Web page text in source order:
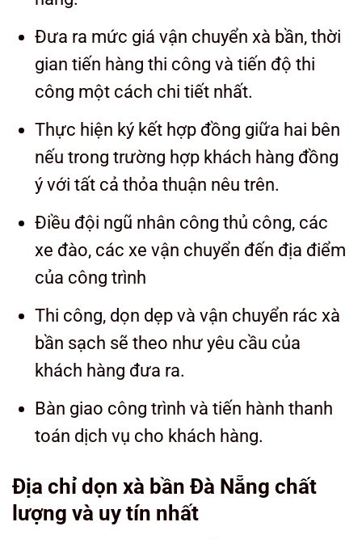
Đưa ra mức giá vận chuyển xà bần, thời
gian tiến hàng thi công và tiến độ thi
công một cách chi tiết nhất.
Thực hiện ký kết hợp đồng giữa hai bên
nếu trong trường hợp khách hàng đồng
ý với tất cả thỏa thuận nêu trên.
Điều đội ngũ nhân công thủ công, các
xe đào, các xe vận chuyển đến địa điểm
của công trình
Thi công, dọn dẹp và vận chuyển rác xà
bần sạch sẽ theo như yêu cầu của
khách hàng đưa ra.
Bàn giao công trình và tiến hành thanh
toán dịch vụ cho khách hàng.
Địa chỉ dọn xà bần Đà Nẵng chất
lượng và uy tín nhất